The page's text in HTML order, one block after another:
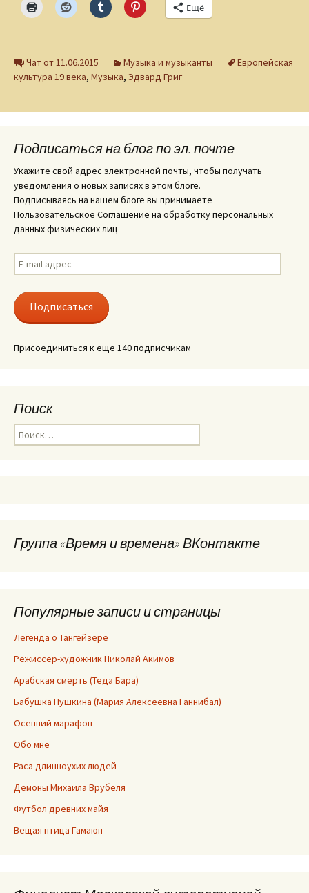
Ещё
Чат от 11.06.2015 Музыка и музыканты
Европейская
культура 19 века, Музыка, Эдвард Григ
Подписаться на блог по эл. почте
Укажите свой адрес электронной почты, чтобы получать
уведомления о новых записях в этом блоге.
Подписываясь на нашем блоге вы принимаете
Пользовательское Соглашение на обработку персональных
данных физических лиц
E-
mail
Подписаться
Присоединиться к еще 140 подписчикам
Поиск
Найти:
Группа «Время и времена» ВКонтакте
Популярные записи и страницы
Легенда о Тангейзере
Режиссер-художник Николай Акимов
Арабская смерть (Теда Бара)
Бабушка Пушкина (Мария Алексеевна Ганнибал)
Осенний марафон
Обо мне
Раса длинноухих людей
Демоны Михаила Врубеля
Футбол древних майя
Вещая птица Гамаюн